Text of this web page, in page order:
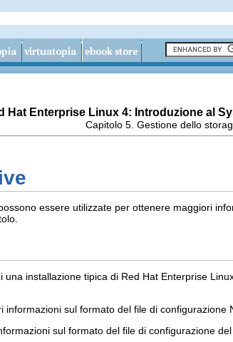
Hat Enterprise Linux 4: Introduzione al
Capitolo 5. Gestione dello
essere utilizzate per ottenere maggiori
installazione tipica di Red Hat Enterprise
sul formato del file di configurazione
sul formato del file di configurazione del